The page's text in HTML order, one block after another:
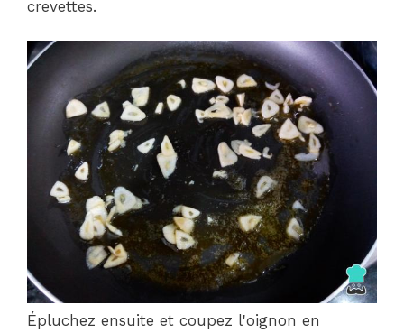
crevettes.
Épluchez ensuite et coupez l'oignon en